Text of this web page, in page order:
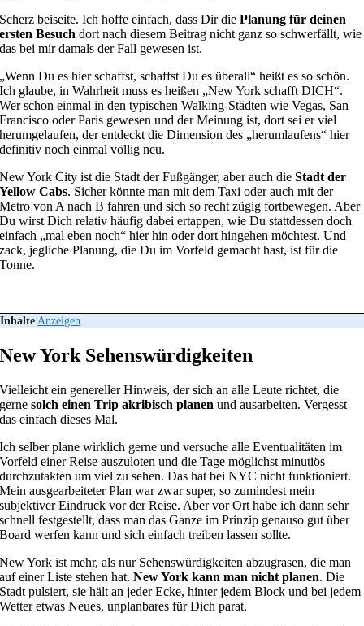
Scherz beiseite. Ich hoffe einfach, dass Dir diePlanung für deinen
ersten Besuch dort nach diesem Beitrag nicht ganz so schwerfällt, wie
das bei mir damals der Fall gewesen ist.
„Wenn Du es hier schaffst, schaffst Du es überall“ heißt es so schön.
Ich glaube, in Wahrheit muss es heißen „New York schafft DICH“.
Wer schon einmal in den typischen Walking-Städten wie Vegas, San
Francisco oder Paris gewesen und der Meinung ist, dort sei er viel
herumgelaufen, der entdeckt die Dimension des „herumlaufens“ hier
definitiv noch einmal völlig neu.
New York City ist die Stadt der Fußgänger, aber auch dieStadt der
Yellow Cabs. Sicher könnte man mit dem Taxi oder auch mit der
Metro von A nach B fahren und sich so recht zügig fortbewegen. Aber
Du wirst Dich relativ häufig dabei ertappen, wie Du stattdessen doch
einfach „mal eben noch“ hier hin oder dort hingehen möchtest. Und
zack, jegliche Planung, die Du im Vorfeld gemacht hast, ist für die
Tonne.
Inhalte Anzeigen
New York Sehenswürdigkeiten
Vielleicht ein genereller Hinweis, der sich an alle Leute richtet, die
gernesolch einen Trip akribisch planen und ausarbeiten. Vergesst
das einfach dieses Mal.
Ich selber plane wirklich gerne und versuche alle Eventualitäten im
Vorfeld einer Reise auszuloten und die Tage möglichst minutiös
durchzutakten um viel zu sehen. Das hat bei NYC nicht funktioniert.
Mein ausgearbeiteter Plan war zwar super, so zumindest mein
subjektiver Eindruck vor der Reise. Aber vor Ort habe ich dann sehr
schnell festgestellt, dass man das Ganze im Prinzip genauso gut über
Board werfen kann und sich einfach treiben lassen sollte.
New York ist mehr, als nur Sehenswürdigkeiten abzugrasen, die man
auf einer Liste stehen hat.New York kann man nicht planen. Die
Stadt pulsiert, sie hält an jeder Ecke, hinter jedem Block und bei jedem
Wetter etwas Neues, unplanbares für Dich parat.